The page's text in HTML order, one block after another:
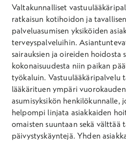
Valtakunnalliset
ratkaisun kotihoidon ja
palveluasumisen yksiköiden
terveyspalveluihin.
sairauksien ja oireiden hoidosta
kokonaisuudesta niin paikan
työkaluin. Vastuulääkäripalvelu
lääkärituen ympäri
asumisyksikön henkilökunnalle,
helpompi linjata asiakkaiden
omaisten suuntaan sekä välttää
päivystyskäyntejä. Yhden